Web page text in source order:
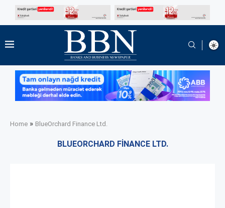
Home » BlueOrchard Finance Ltd.
BLUEORCHARD FINANCE LTD.